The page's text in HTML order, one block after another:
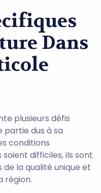
Dans
plusieurs défis
partie dus à sa
conditions
difficiles, ils sont
la qualité unique et
région.